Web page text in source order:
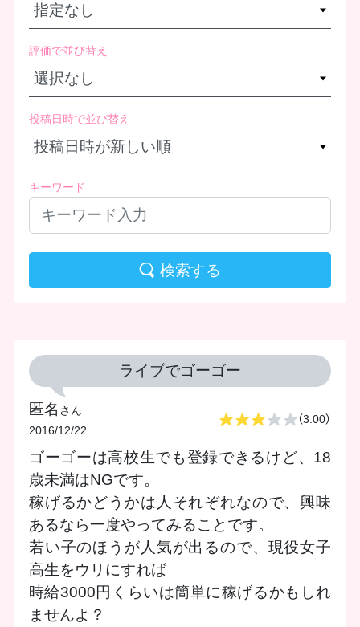
評価で並び替え
投稿日時で並び替え
キーワード
検索する
ライブでゴーゴー
匿名 さん
2016/12/22
（3.00）
ゴーゴーは高校生でも登録できるけど、18
歳未満はNGです。
稼げるかどうかは人それぞれなので、興味
あるなら一度やってみることです。
若い子のほうが人気が出るので、現役女子
高生をウリにすれば
時給3000円くらいは簡単に稼げるかもしれ
ませんよ？